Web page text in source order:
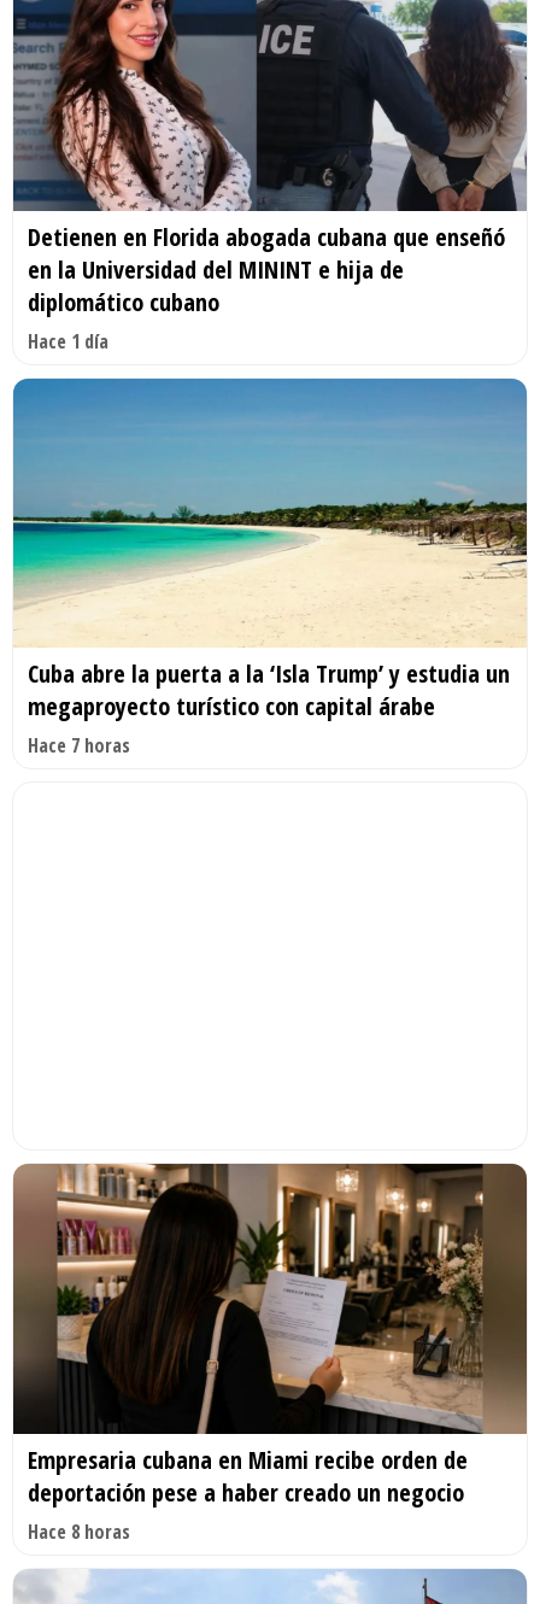
Detienen en Florida abogada cubana que enseñó
en la Universidad del MININT e hija de
diplomático cubano
Hace 1 día
Cuba abre la puerta a la ‘Isla Trump’ y estudia un
megaproyecto turístico con capital árabe
Hace 7 horas
Empresaria cubana en Miami recibe orden de
deportación pese a haber creado un negocio
Hace 8 horas